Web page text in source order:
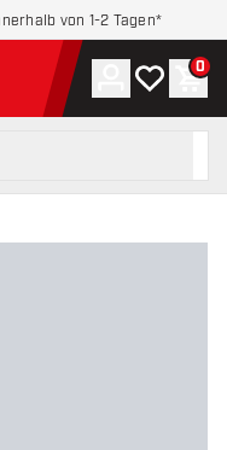
von 1-2 Tagen*
Konto
Meine 0